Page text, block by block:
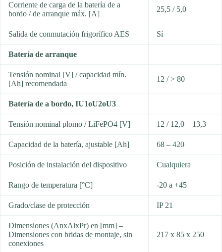
Corriente de carga de la batería de a
bordo / de arranque máx. [A]
25,5 / 5,0
Salida de conmutación frigorífico AES Sí
Batería de arranque
Tensión nominal [V] / capacidad mín.
[Ah] recomendada
12 / > 80
Batería de a bordo, IU1oU2oU3
Tensión nominal plomo / LiFePO4 [V] 12 / 12,0 – 13,3
Capacidad de la batería, ajustable [Ah] 68 – 420
Posición de instalación del dispositivo Cualquiera
Rango de temperatura [°C] -20 a +45
Grado/clase de protección IP 21
Dimensiones (AnxAlxPr) en [mm] –
Dimensiones con bridas de montaje, sin
conexiones
217 x 85 x 250